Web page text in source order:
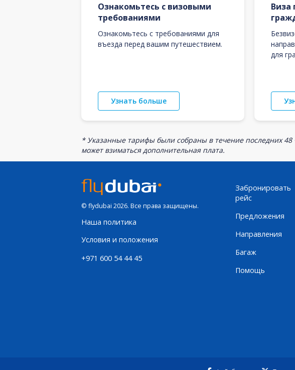
Ознакомьтесь с визовыми
требованиями
Ознакомьтесь с требованиями для
въезда перед вашим путешествием.
Узнать больше
Виза
для
* Указанные тарифы были собраны в течение последних
может взиматься дополнительная плата.
© flydubai 2026. Все права защищены.
Наша политика
Условия и положения
+971 600 54 44 45
Забронировать
рейс
Предложения
Направления
Багаж
Помощь